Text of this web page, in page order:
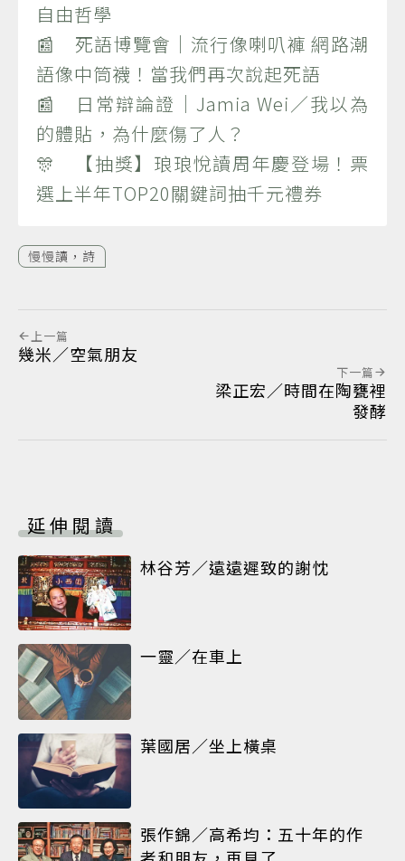
自由哲學
📰 死語博覽會｜流行像喇叭褲 網路潮
語像中筒襪！當我們再次說起死語
📰 日常辯論證｜Jamia Wei／我以為
的體貼，為什麼傷了人？
🎊 【抽獎】琅琅悅讀周年慶登場！票
選上半年TOP20關鍵詞抽千元禮券
慢慢讀，詩
上一篇
幾米／空氣朋友
下一篇
梁正宏／時間在陶甕裡
發酵
延伸閱讀
林谷芳／遠遠遲致的謝忱
一靈／在車上
葉國居／坐上橫桌
張作錦／高希均：五十年的作